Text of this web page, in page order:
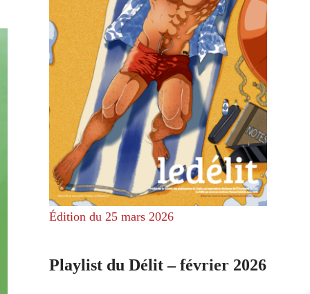
Édition du 25 mars 2026
Playlist du Délit – février 2026